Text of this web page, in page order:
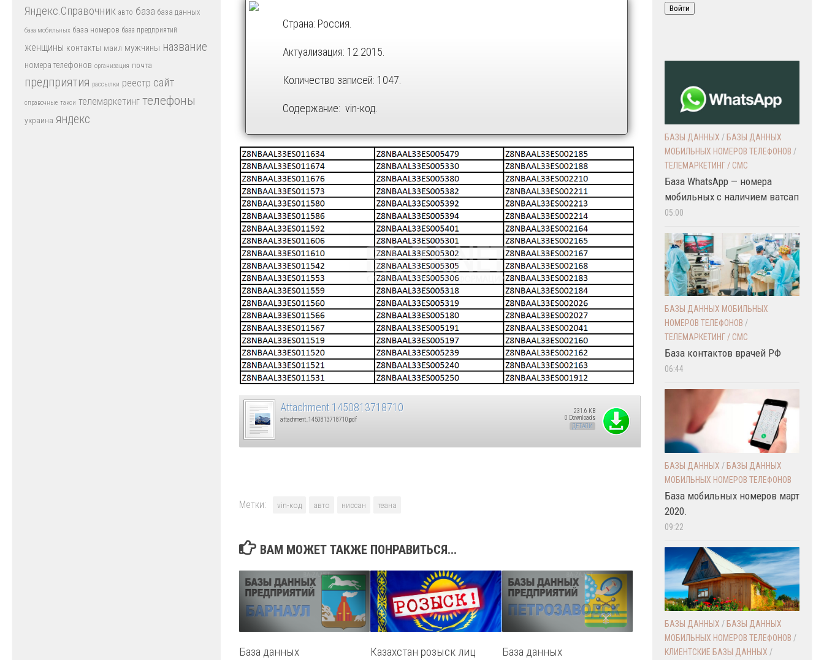
Страна: Россия.
Актуализация: 12.2015.
Количество записей: 1047.
Содержание: vin-код.
Attachment 1450813718710
attachment_1450813718710.pdf
231.6 KB
0 Downloads
ДЕТАЛИ
Метки: vin-код авто ниссан теана
ВАМ МОЖЕТ ТАКЖЕ ПОНРАВИТЬСЯ...
База данных
Казахстан розыск лиц
База данных
Яндекс.Справочник авто база база данных
база мобильных база номеров база предприятий
женщины контакты маил мужчины название
номера телефонов организация почта
предприятия рассылки реестр сайт
справочные такси телемаркетинг телефоны
украина яндекс
Войти
БАЗЫ ДАННЫХ /БАЗЫ ДАННЫХ
МОБИЛЬНЫХ НОМЕРОВ ТЕЛЕФОНОВ /
ТЕЛЕМАРКЕТИНГ / СМС
База WhatsApp — номера
мобильных с наличием ватсап
05:00
БАЗЫ ДАННЫХ МОБИЛЬНЫХ
НОМЕРОВ ТЕЛЕФОНОВ /
ТЕЛЕМАРКЕТИНГ / СМС
База контактов врачей РФ
06:44
БАЗЫ ДАННЫХ / БАЗЫ ДАННЫХ
МОБИЛЬНЫХ НОМЕРОВ ТЕЛЕФОНОВ
База мобильных номеров март
2020.
09:22
БАЗЫ ДАННЫХ /БАЗЫ ДАННЫХ
МОБИЛЬНЫХ НОМЕРОВ ТЕЛЕФОНОВ /
КЛИЕНТСКИЕ БАЗЫ ДАННЫХ /